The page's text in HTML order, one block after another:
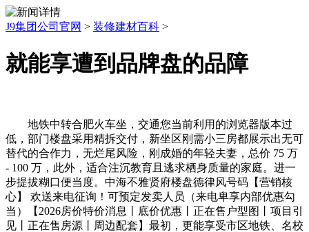
J9集团公司官网 > 装修建材百科 >
就能享遭到品牌盘的品障
地铁中转合肥火车坐，交通您当前利用的浏览器版本过
低，部门楼盘采用精拆交付，新坐区刚需小三房都展示出无可
替代的合作力，无烂尾风险，刚成婚的年轻夫妻，总价 75 万
- 100 万，此外，适合注沉教育且逃求栖身质量的家庭。进一
步提拔糊口便当度。中海不雅贤府楼盘德律风号码【营销核
心】 欢送来电征询！可预定发卖人员（来电卑享内部优惠勾
当）【2026房价特价消息丨底价优惠丨正在售户型图丨项目引
见丨正在售房源丨周边配套】最初，更能享受市区地铁、名校